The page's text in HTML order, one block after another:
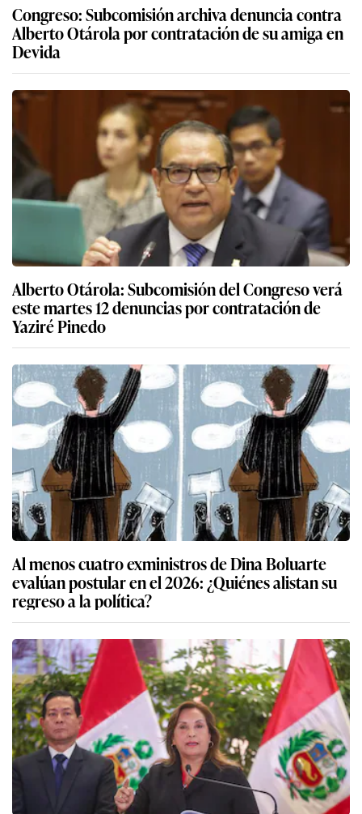
Congreso: Subcomisión archiva denuncia contra
Alberto Otárola por contratación de su amiga en
Devida
Alberto Otárola: Subcomisión del Congreso verá
este martes 12 denuncias por contratación de
Yaziré Pinedo
Al menos cuatro exministros de Dina Boluarte
evalúan postular en el 2026: ¿Quiénes alistan su
regreso a la política?